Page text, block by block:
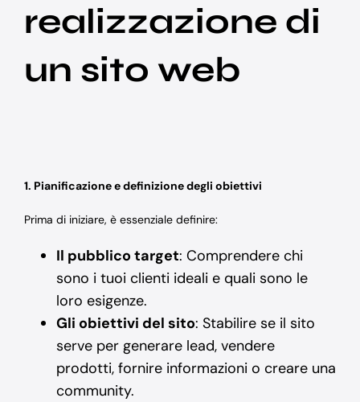
realizzazione di
un sito web
1. Pianificazione e definizione degli obiettivi
Prima di iniziare, è essenziale definire:
Il pubblico target: Comprendere chi
sono i tuoi clienti ideali e quali sono le
loro esigenze.
Gli obiettivi del sito: Stabilire se il sito
serve per generare lead, vendere
prodotti, fornire informazioni o creare una
community.